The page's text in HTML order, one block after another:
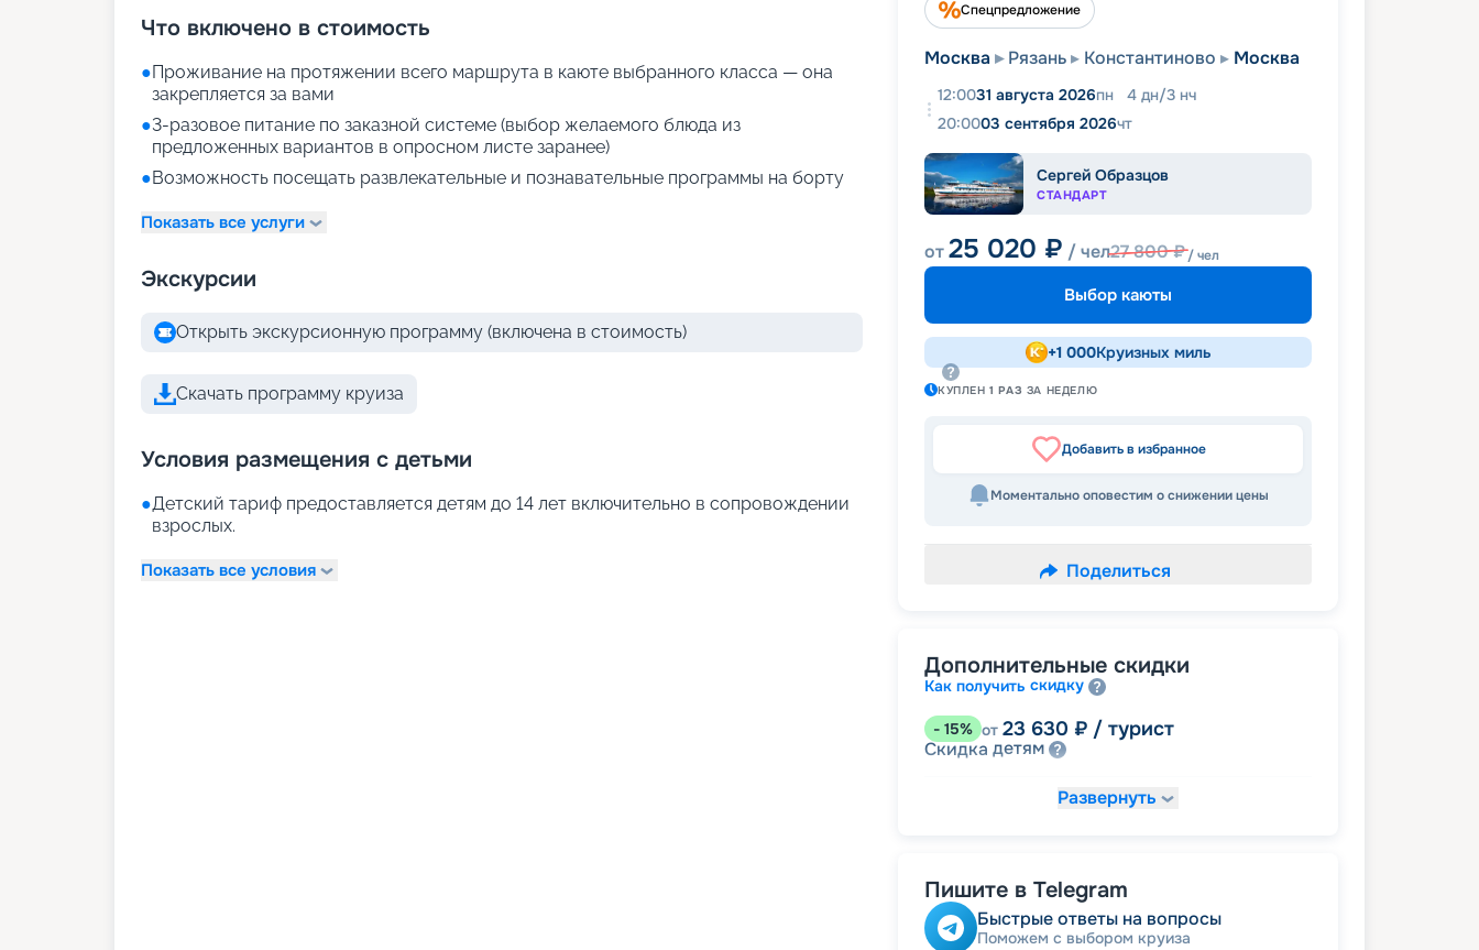
Что включено в стоимость
●Проживание на протяжении всего маршрута в каюте выбранного класса — она
закрепляется за вами
●3-разовое питание по заказной системе (выбор желаемого блюда из
предложенных вариантов в опросном листе заранее)
●Возможность посещать развлекательные и познавательные программы на борту
Показать все услуги
Экскурсии
Открыть экскурсионную программу (включена в стоимость)
Скачать программу круиза
Условия размещения с детьми
●Детский тариф предоставляется детям до 14 лет включительно в сопровождении
взрослых.
Показать все условия
Спецпредложение
Москва Рязань Константиново Москва
12:0031 августа 2026пн 4 дн/3 нч
20:0003 сентября 2026чт
Сергей Образцов
СТАНДАРТ
от25 020 ₽ / чел27 800₽/ чел
Выбор каюты
+1 000Круизных миль
КУПЛЕН1 РАЗ ЗА НЕДЕЛЮ
Добавить в избранное
Моментально оповестим о снижении цены
Поделиться
Дополнительные скидки
Как получить скидку
- 15% от 23 630 ₽ / турист
Скидка детям
25 020 ₽/ турист
Скидка ветеранам ВОВ, участникам боевых
действий и членам ихсемей
Развернуть
Пишите в Telegram
Быстрые ответы на вопросы
Поможем с выбором круиза